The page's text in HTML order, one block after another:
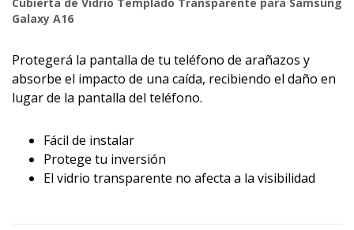
Galaxy A16
Protegerá la pantalla de tu teléfono de arañazos y
absorbe el impacto de una caída, recibiendo el daño en
lugar de la pantalla del teléfono.
Fácil de instalar
Protege tu inversión
El vidrio transparente no afecta a la visibilidad